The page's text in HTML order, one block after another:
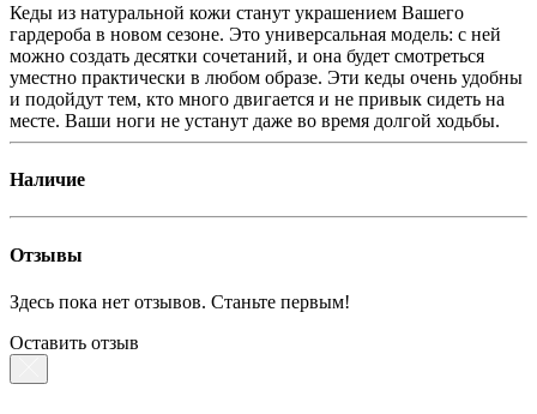
Кеды из натуральной кожи станут украшением Вашего
гардероба в новом сезоне. Это универсальная модель: с ней
можно создать десятки сочетаний, и она будет смотреться
уместно практически в любом образе. Эти кеды очень удобны
и подойдут тем, кто много двигается и не привык сидеть на
месте. Ваши ноги не устанут даже во время долгой ходьбы.
Наличие
Отзывы
Здесь пока нет отзывов. Станьте первым!
Оставить отзыв